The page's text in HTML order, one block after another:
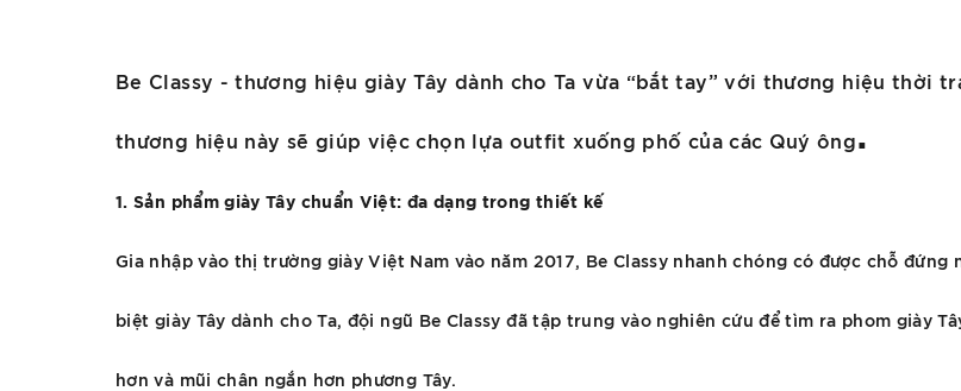
Be Classy - thương hiệu giày Tây dành cho Ta vừa “bắt tay” với thương hiệu thời
thương hiệu này sẽ giúp việc chọn lựa outfit xuống phố của các Quý ông.
1. Sản phẩm giày Tây chuẩn Việt: đa dạng trong thiết kế
Gia nhập vào thị trường giày Việt Nam vào năm 2017, Be Classy nhanh chóng có được chỗ
biệt giày Tây dành cho Ta, đội ngũ Be Classy đã tập trung vào nghiên cứu để tìm ra phom giày
hơn và mũi chân ngắn hơn phương Tây.